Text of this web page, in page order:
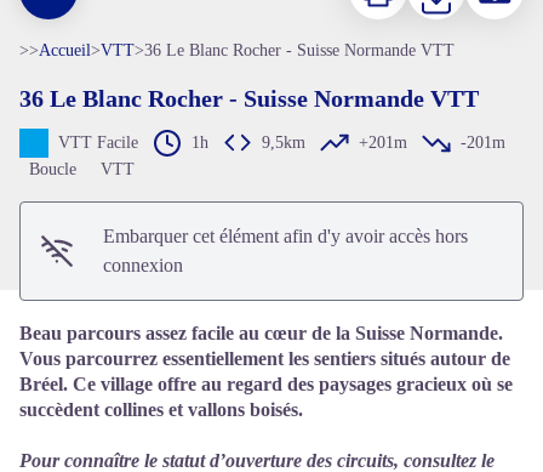
Voir l'image en plein écran
>>Accueil>VTT>36 Le Blanc Rocher - Suisse Normande VTT
36 Le Blanc Rocher - Suisse Normande VTT
VTT Facile 1h 9,5km +201m
-201m
Boucle
VTT
Embarquer cet élément afin d'y avoir accès hors
connexion
Beau parcours assez facile au cœur de la Suisse Normande.
Vous parcourrez essentiellement les sentiers situés autour de
Bréel. Ce village offre au regard des paysages gracieux où se
succèdent collines et vallons boisés.
Pour connaître le statut d’ouverture des circuits, consultez le